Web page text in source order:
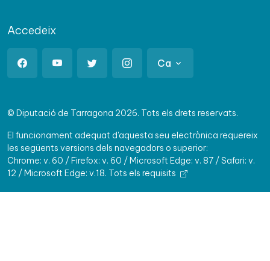
Accedeix
Ca
© Diputació de Tarragona 2026. Tots els drets reservats.
El funcionament adequat d'aquesta seu electrònica requereix
les següents versions dels navegadors o superior:
Chrome: v. 60 / Firefox: v. 60 / Microsoft Edge: v. 87 / Safari: v.
12 / Microsoft Edge: v.18. Tots els requisits